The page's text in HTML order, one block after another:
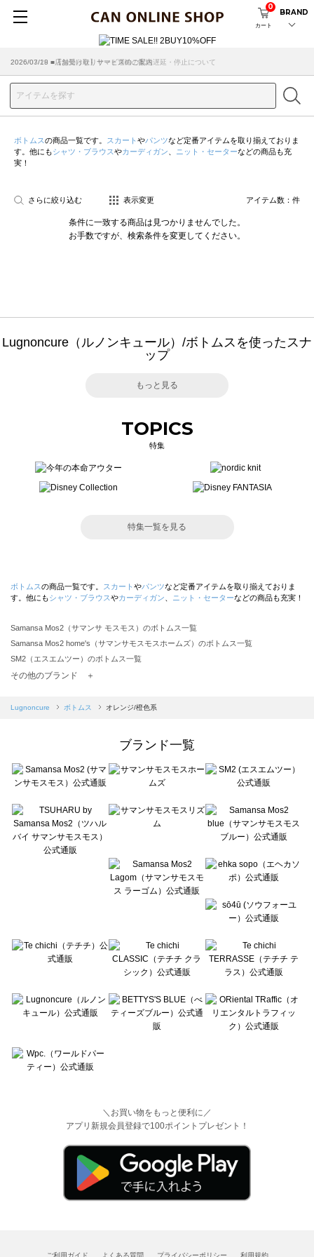
カート
0
BRAND
2026/07/29 ■【お知らせ】ヤマト運輸の配送遅延・停止について
2026/03/18 ■店舗受け取りサービスのご案内
ボトムスの商品一覧です。 スカート やパンツなど定番アイテムを取り揃えておりま
す。他にもシャツ・ブラウスやカーディガン ニット・セーターなどの商品も充
実！
さらに絞り込む 表示変更 アイテム数： 件
条件に一致する商品は見つかりませんでした。
お手数ですが、検索条件を変更してください。
Lugnoncure（ルノンキュール）/ボトムスを使ったスナ
ップ
もっと見る
TOPICS
特集
特集一覧を見る
ボトムスの商品一覧です。 スカート やパンツなど定番アイテムを取り揃えておりま
す。他にもシャツ・ブラウスやカーディガン ニット・セーターなどの商品も充実！
Samansa Mos2（サマンサ モスモス）のボトムス一覧
Samansa Mos2 home's（サマンサモスモスホームズ）のボトムス一覧
SM2（エスエムツー）のボトムス一覧
TSUHARU by Samansa Mos2（ツハルバイサマンサモスモス）のボトムス一覧
Samansa Mos2 blue（サマンサモスモス ブルー）のボトムス一覧
sō4ū（ソウフォーユー）のボトムス一覧
Te chichi（テチチ）のボトムス一覧
Te chichi CLASSIC（テチチ クラシック）のボトムス一覧
Lugnoncure（ルノンキュール）のボトムス一覧
BETTY'S BLUE（べティーズブルー）のボトムス一覧
Wpc.（ワールドパーティー）のボトムス一覧
その他のブランド ＋
Lugnoncure ボトムス オレンジ/橙色系
ブランド一覧
＼お買い物をもっと便利に／
アプリ新規会員登録で100ポイントプレゼント！
ご利用ガイド よくある質問 プライバシーポリシー 利用規約